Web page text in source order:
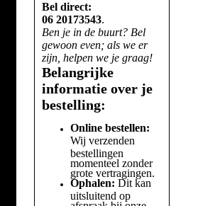
Bel direct:
06 20173543.
Ben je in de buurt? Bel
gewoon even; als we er
zijn, helpen we je graag!
Belangrijke
informatie over je
bestelling:
Online bestellen:
Wij verzenden
bestellingen
momenteel zonder
grote vertragingen.
Ophalen: Dit kan
uitsluitend op